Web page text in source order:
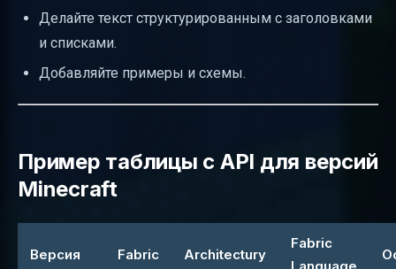
Делайте текст структурированным с заголовками
и списками.
Добавляйте примеры и схемы.
Пример таблицы с API для версий
Minecraft
Версия
Fabric
Architectury
Fabric
Language